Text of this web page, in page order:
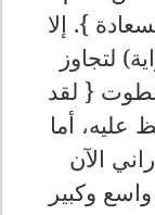
}. إلا
لتجاوز
{ لقد
عليه، أما
الآن
وكبير